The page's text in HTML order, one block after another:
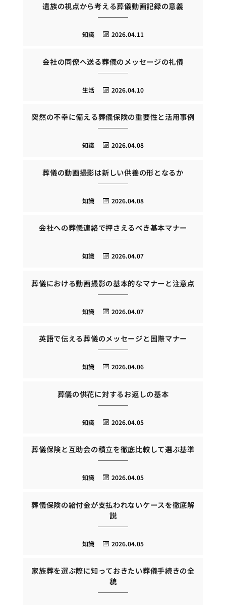
遺族の視点から考える葬儀動画記録の意義
2026.04.11
知識
会社の同僚へ送る葬儀のメッセージの礼儀
2026.04.10
生活
突然の不幸に備える葬儀保険の重要性と活用事例
2026.04.08
知識
葬儀の動画撮影は新しい供養の形となるか
2026.04.08
知識
会社への葬儀連絡で押さえるべき基本マナー
2026.04.07
知識
葬儀における動画撮影の基本的なマナーと注意点
2026.04.07
知識
英語で伝える葬儀のメッセージと国際マナー
2026.04.06
知識
葬儀の供花に対するお返しの基本
2026.04.05
知識
葬儀保険と互助会の積立を徹底比較して選ぶ基準
2026.04.05
知識
葬儀保険の給付金が支払われないケースを徹底解
説
2026.04.05
知識
家族葬を選ぶ際に知っておきたい葬儀手続きの全
貌